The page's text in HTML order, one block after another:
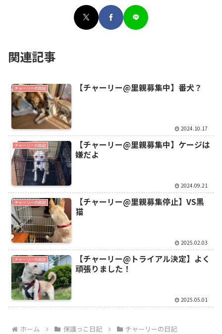
関連記事
チャーリーの日記 【チャーリー@里親募集中】番犬？
2024.10.17
チャーリーの日記
【チャーリー@里親募集中】ケージは
嫌だよ
2024.09.21
チャーリーの日記
【チャーリー@里親募集停止】VS黒
猫
2025.02.03
チャーリーの日記
【チャーリー@トライアル決定】よく
頑張りました！
2025.05.01
ホーム 保護っこ日記 チャーリーの日記